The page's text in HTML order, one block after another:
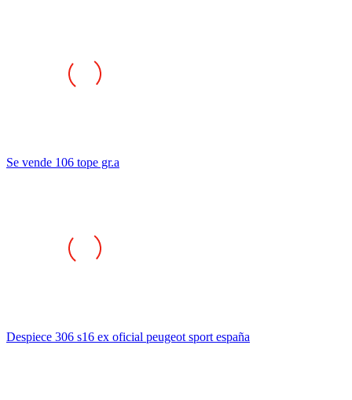
Se vende 106 tope gr.a
Despiece 306 s16 ex oficial peugeot sport españa